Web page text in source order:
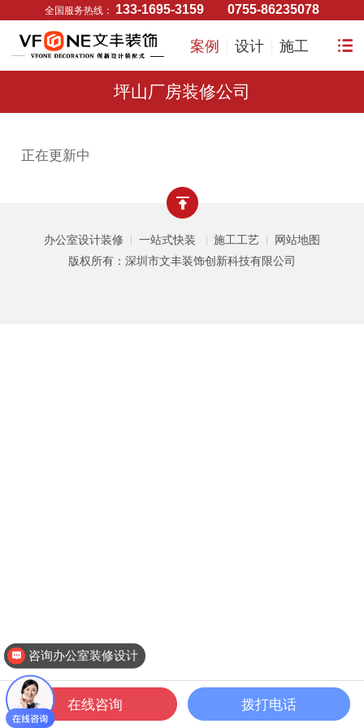
全国服务热线： 133-1695-3159 0755-86235078
案例 设计 施工
坪山厂房装修公司
正在更新中
办公室设计装修 一站式快装 施工工艺
网站地图
版权所有：深圳市文丰装饰创新科技有限公司
一键拨打 公装案例 公装设计 关于文丰
咨询办公室装修设计
在线咨询 拨打电话